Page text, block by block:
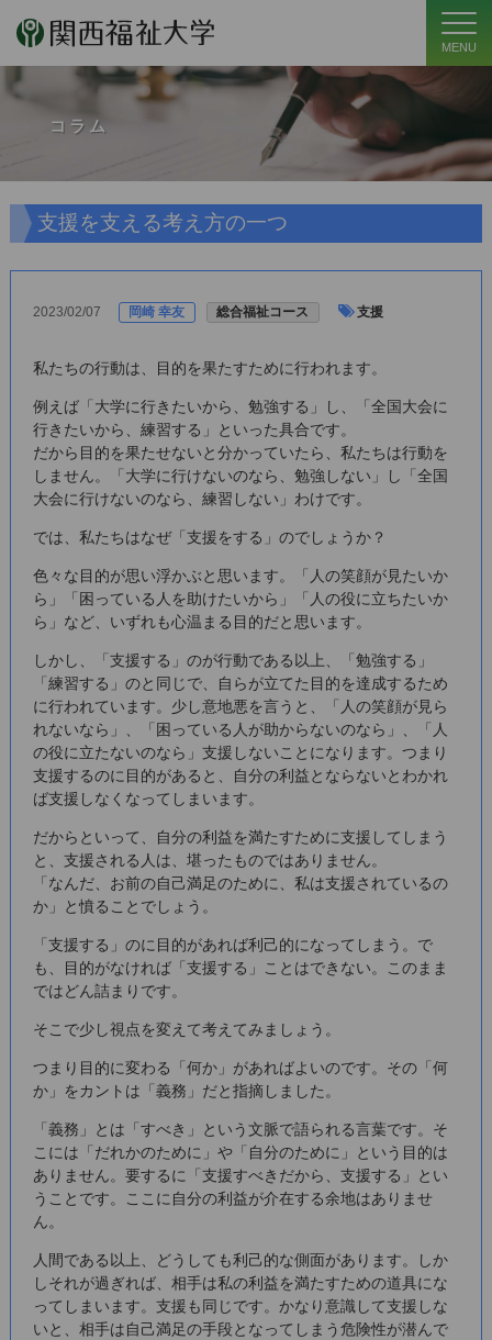
MENU
コラム
支援を支える考え方の一つ
2023/02/07 岡崎 幸友 総合福祉コース 支援
私たちの行動は、目的を果たすために行われます。
例えば「大学に行きたいから、勉強する」し、「全国大会に
行きたいから、練習する」といった具合です。
だから目的を果たせないと分かっていたら、私たちは行動を
しません。「大学に行けないのなら、勉強しない」し「全国
大会に行けないのなら、練習しない」わけです。
では、私たちはなぜ「支援をする」のでしょうか？
色々な目的が思い浮かぶと思います。「人の笑顔が見たいか
ら」「困っている人を助けたいから」「人の役に立ちたいか
ら」など、いずれも心温まる目的だと思います。
しかし、「支援する」のが行動である以上、「勉強する」
「練習する」のと同じで、自らが立てた目的を達成するため
に行われています。少し意地悪を言うと、「人の笑顔が見ら
れないなら」、「困っている人が助からないのなら」、「人
の役に立たないのなら」支援しないことになります。つまり
支援するのに目的があると、自分の利益とならないとわかれ
ば支援しなくなってしまいます。
だからといって、自分の利益を満たすために支援してしまう
と、支援される人は、堪ったものではありません。
「なんだ、お前の自己満足のために、私は支援されているの
か」と憤ることでしょう。
「支援する」のに目的があれば利己的になってしまう。で
も、目的がなければ「支援する」ことはできない。このまま
ではどん詰まりです。
そこで少し視点を変えて考えてみましょう。
つまり目的に変わる「何か」があればよいのです。その「何
か」をカントは「義務」だと指摘しました。
「義務」とは「すべき」という文脈で語られる言葉です。そ
こには「だれかのために」や「自分のために」という目的は
ありません。要するに「支援すべきだから、支援する」とい
うことです。ここに自分の利益が介在する余地はありませ
ん。
人間である以上、どうしても利己的な側面があります。しか
しそれが過ぎれば、相手は私の利益を満たすための道具にな
ってしまいます。支援も同じです。かなり意識して支援しな
いと、相手は自己満足の手段となってしまう危険性が潜んで